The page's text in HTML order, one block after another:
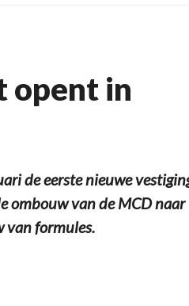
opent in
de eerste nieuwe
ombouw van de MCD naar
van formules.